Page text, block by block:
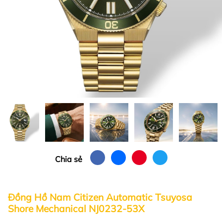
Chia sẻ
Đồng Hồ Nam Citizen Automatic Tsuyosa
Shore Mechanical NJ0232-53X